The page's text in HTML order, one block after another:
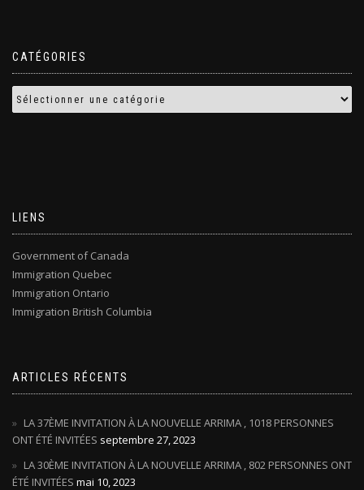
CATÉGORIES
LIENS
Government of Canada
Immigration Quebec
Immigration Ontario
Immigration British Columbia
ARTICLES RÉCENTS
LA 37ÈME INVITATION À LA NOUVELLE ARRIMA , 1018 PERSONNES
ONT ÉTÉ INVITÉES septembre 27, 2023
LA 30ÈME INVITATION À LA NOUVELLE ARRIMA , 802 PERSONNES ONT
ÉTÉ INVITÉES mai 10, 2023